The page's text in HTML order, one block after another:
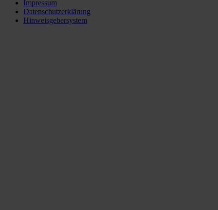
Impressum
Datenschutzerklärung
Hinweisgebersystem